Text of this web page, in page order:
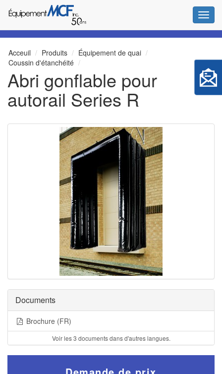
Acceuil Produits
Équipement de quai
Coussin d'étanchéité
Abri gonflable pour
autorail Series R
Documents
Brochure (FR)
Voir les 3 documents dans d'autres langues.